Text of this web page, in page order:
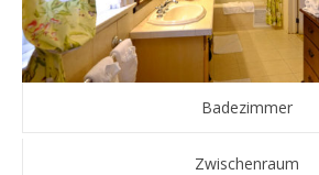
Badezimmer
Zwischenraum